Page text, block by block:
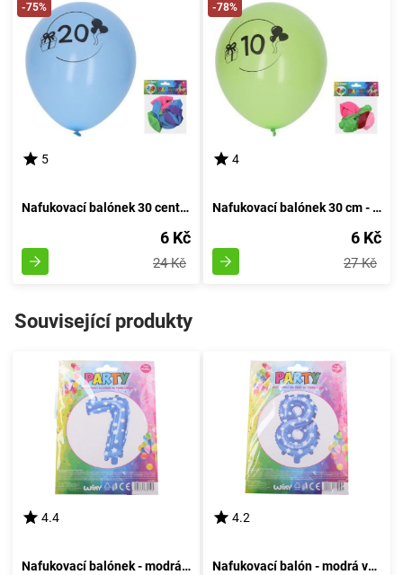
-75%
5
Nafukovací balónek 30 centimetrů - sada 5 kusů, s číslem 20
6 Kč
24 Kč
-78%
4
Nafukovací balónek 30 cm - sada 5 kusů, s číslem 10
6 Kč
27 Kč
Související produkty
4.4
Nafukovací balónek - modrá sedmička
4.2
Nafukovací balón - modrá varianta číslo osm